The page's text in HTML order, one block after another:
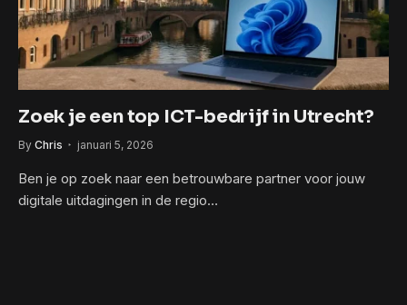
Zoek je een top ICT-bedrijf in Utrecht?
By Chris januari 5, 2026
Ben je op zoek naar een betrouwbare partner voor jouw
digitale uitdagingen in de regio…